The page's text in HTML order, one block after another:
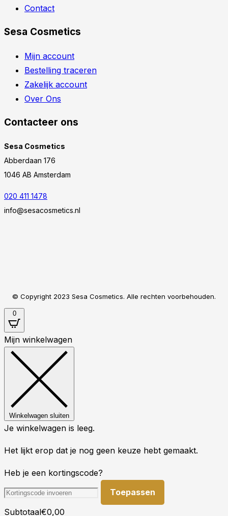
Contact
Sesa Cosmetics
Mijn account
Bestelling traceren
Zakelijk account
Over Ons
Contacteer ons
Sesa Cosmetics
Abberdaan 176
1046 AB Amsterdam
020 411 1478
info@sesacosmetics.nl
© Copyright 2023 Sesa Cosmetics. Alle rechten voorbehouden.
0
Mijn winkelwagen
Winkelwagen sluiten
Je winkelwagen is leeg.
Het lijkt erop dat je nog geen keuze hebt gemaakt.
Heb je een kortingscode?
Toepassen
Subtotaal€0,00